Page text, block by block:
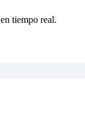
tiempo real.